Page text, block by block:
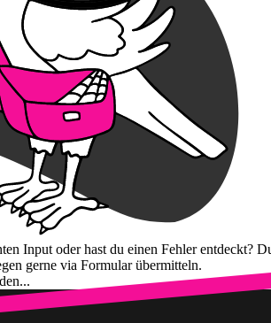
Input oder hast du einen Fehler entdeckt?
gerne via Formular übermitteln.